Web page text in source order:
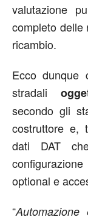
valutazione
completo delle
ricambio.
Ecco dunque
stradali
secondo gli
costruttore e,
dati DAT
optional e
“Automazione